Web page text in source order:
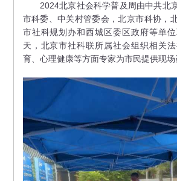
2024北京社会科学普及周由中共北
市科委、中关村管委会，北京市科协，
市社科规划办和西城区委区政府等单
天，北京市社科联所属社会组织相关
育、心理健康等方面专家为市民提供现场